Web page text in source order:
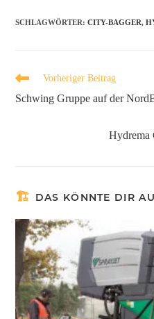
SCHLAGWÖRTER:CITY-BAGGER,
Vorheriger Beitrag
Schwing Gruppe auf der
Hydrema
DAS KÖNNTE DIR